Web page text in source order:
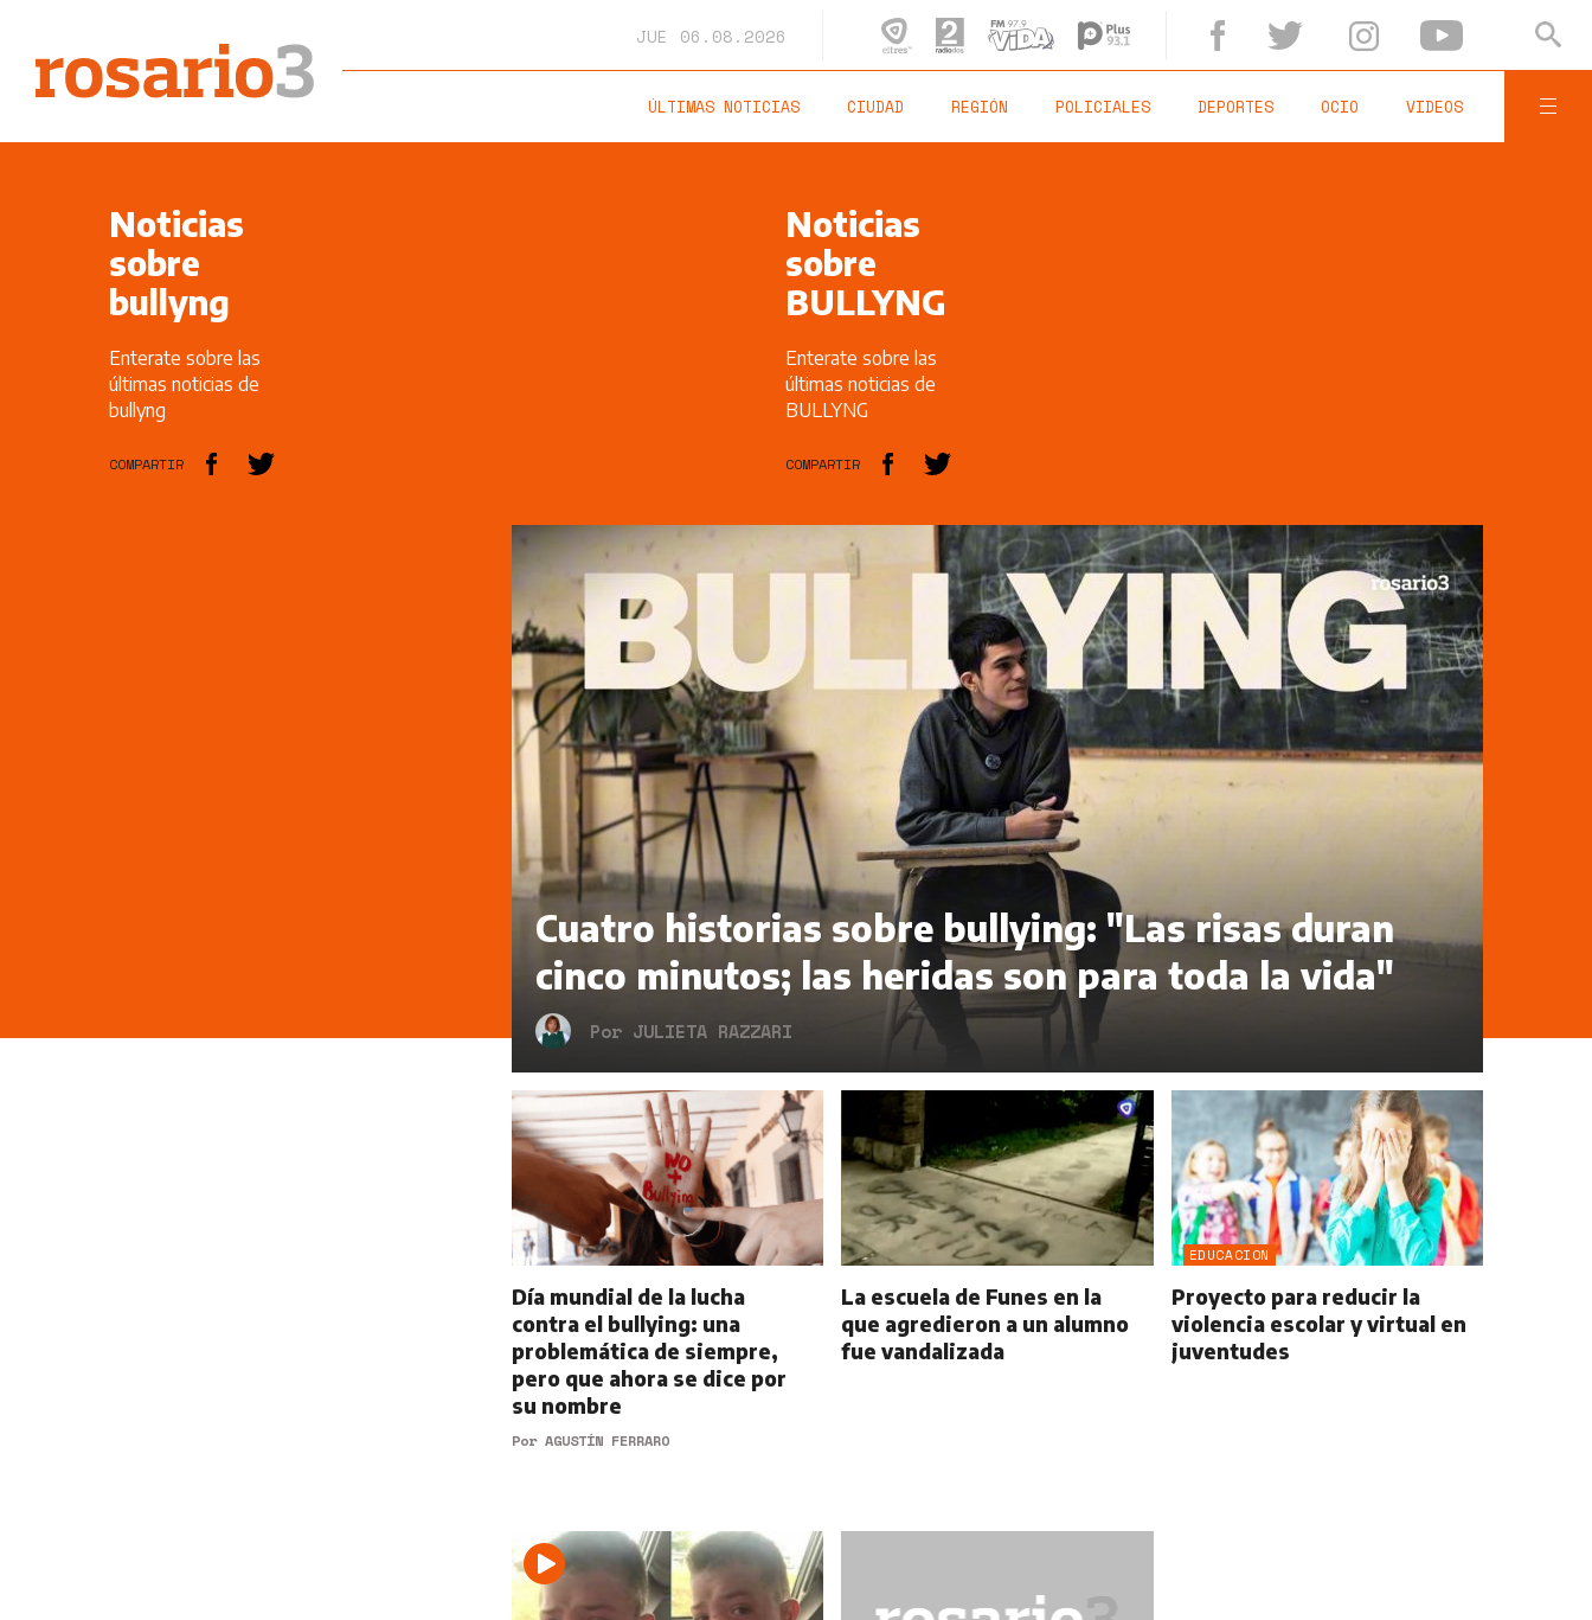
JUE 06.08.2026
ÚLTIMAS NOTICIAS CIUDAD REGIÓN POLICIALES DEPORTES OCIO VIDEOS
Noticias
sobre
bullyng
Enterate sobre las
últimas noticias de
bullyng
COMPARTIR
Noticias
sobre
BULLYNG
Enterate sobre las
últimas noticias de
BULLYNG
COMPARTIR
Cuatro historias sobre bullying: "Las risas duran
cinco minutos; las heridas son para toda la vida"
Por JULIETA RAZZARI
Día mundial de la lucha
contra el bullying: una
problemática de siempre,
pero que ahora se dice por
su nombre
Por AGUSTÍN FERRARO
La escuela de Funes en la
que agredieron a un alumno
fue vandalizada
EDUCACION
Proyecto para reducir la
violencia escolar y virtual en
juventudes